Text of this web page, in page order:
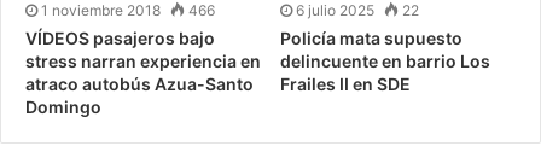
1 noviembre 2018 466
VÍDEOS pasajeros bajo
stress narran experiencia en
atraco autobús Azua-Santo
Domingo
6 julio 2025 22
Policía mata supuesto
delincuente en barrio Los
Frailes II en SDE